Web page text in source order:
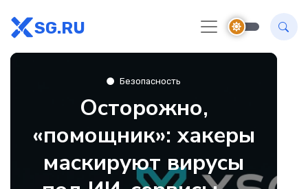
SG.RU
Безопасность
Осторожно,
«помощник»: хакеры
маскируют вирусы